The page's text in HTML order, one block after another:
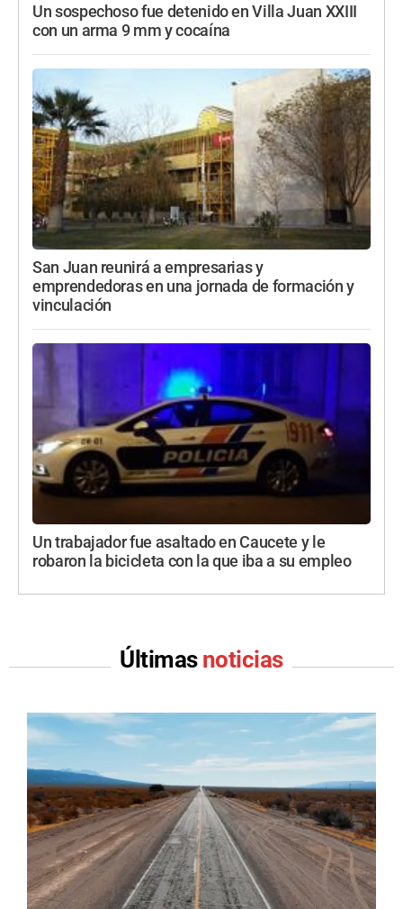
Un sospechoso fue detenido en Villa Juan XXIII
con un arma 9 mm y cocaína
San Juan reunirá a empresarias y
emprendedoras en una jornada de formación y
vinculación
Un trabajador fue asaltado en Caucete y le
robaron la bicicleta con la que iba a su empleo
Últimas noticias